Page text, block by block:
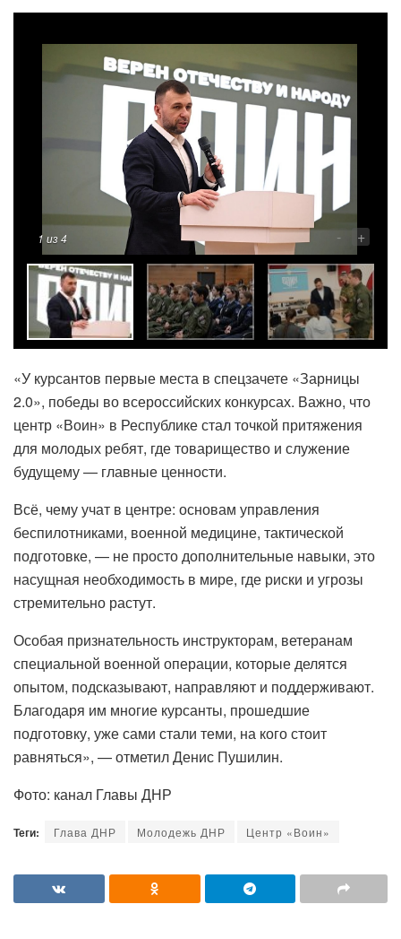
1 из 4 - +
«У курсантов первые места в спецзачете «Зарницы
2.0», победы во всероссийских конкурсах. Важно, что
центр «Воин» в Республике стал точкой притяжения
для молодых ребят, где товарищество и служение
будущему — главные ценности.
Всё, чему учат в центре: основам управления
беспилотниками, военной медицине, тактической
подготовке, — не просто дополнительные навыки, это
насущная необходимость в мире, где риски и угрозы
стремительно растут.
Особая признательность инструкторам, ветеранам
специальной военной операции, которые делятся
опытом, подсказывают, направляют и поддерживают.
Благодаря им многие курсанты, прошедшие
подготовку, уже сами стали теми, на кого стоит
равняться», — отметил Денис Пушилин.
Фото: канал Главы ДНР
Теги: Глава ДНР Молодежь ДНР Центр «Воин»